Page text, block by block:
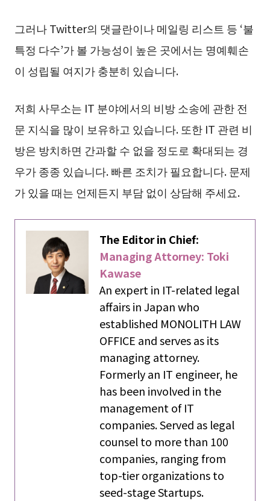
그러나 Twitter의 댓글란이나 메일링 리스트 등 ‘불
특정 다수’가 볼 가능성이 높은 곳에서는 명예훼손
이 성립될 여지가 충분히 있습니다.
저희 사무소는 IT 분야에서의 비방 소송에 관한 전
문 지식을 많이 보유하고 있습니다. 또한 IT 관련 비
방은 방치하면 간과할 수 없을 정도로 확대되는 경
우가 종종 있습니다. 빠른 조치가 필요합니다. 문제
가 있을 때는 언제든지 부담 없이 상담해 주세요.
The Editor in Chief:
Managing Attorney: Toki
Kawase
An expert in IT-related legal
affairs in Japan who
established MONOLITH LAW
OFFICE and serves as its
managing attorney.
Formerly an IT engineer, he
has been involved in the
management of IT
companies. Served as legal
counsel to more than 100
companies, ranging from
top-tier organizations to
seed-stage Startups.